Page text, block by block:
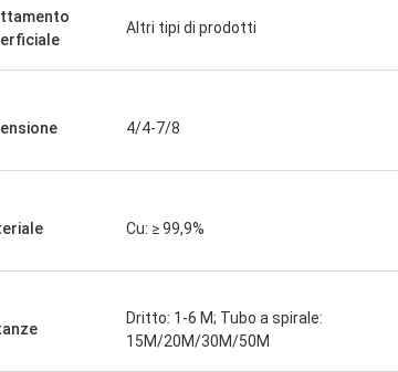
Molto siamo
Altri tipi di prodotti
4/4-7/8
Cu: ≥ 99,9%
Dritto: 1-6 M; Tubo a spirale:
15M/20M/30M/50M